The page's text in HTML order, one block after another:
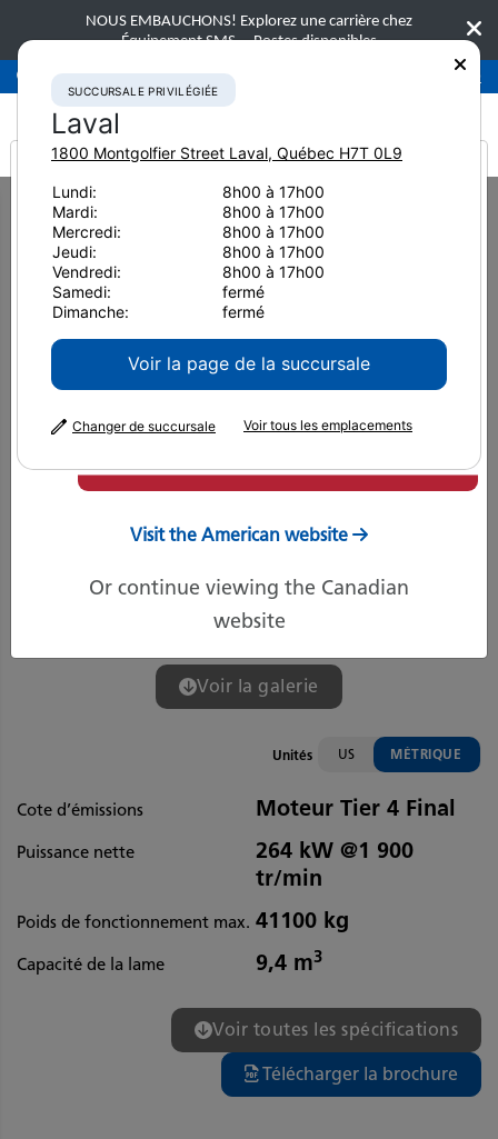
NOUS EMBAUCHONS! Explorez une carrière chez
Équipement SMS. Postes disponibles
Succursale privilégiéeLaval 450-781-9600
Home Équipement neuf Bouteurs Komatsu D155AXi-8
Bouteurs
Komatsu D155AXi-8
Voir la galerie
Unités US MÉTRIQUE
Cote d’émissions Moteur Tier 4 Final
Puissance nette
264 kW @1 900
tr/min
Poids de fonctionnement max. 41100 kg
Capacité de la lame 9,4 m3
Voir toutes les spécifications
Télécharger la brochure
It looks like you are
from America
Visit the American website
Or continue viewing the Canadian
website
SUCCURSALE PRIVILÉGIÉE
Laval
1800 Montgolfier Street Laval, Québec H7T 0L9
Lundi:
8h00 à 17h00
Mardi:
8h00 à 17h00
Mercredi:
8h00 à 17h00
Jeudi:
8h00 à 17h00
Vendredi:
8h00 à 17h00
Samedi:
fermé
Dimanche:
fermé
Voir la page de la succursale
Changer de succursale Voir tous les emplacements